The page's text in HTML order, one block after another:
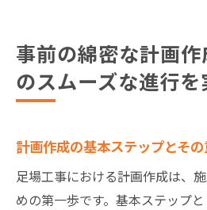
事前の綿密な計画
のスムーズな進行を
計画作成の基本ステップとそ
足場工事における計画作成は、
めの第一歩です。基本ステップ